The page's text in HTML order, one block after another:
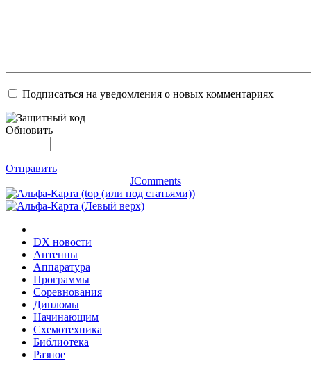
Подписаться на уведомления о новых комментариях
Обновить
Отправить
JComments
DX новости
Антенны
Аппаратура
Программы
Соревнования
Дипломы
Начинающим
Схемотехника
Библиотека
Разное